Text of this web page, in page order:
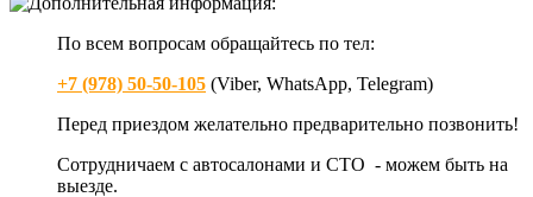
По всем вопросам обращайтесь по тел:
+7 (978) 50-50-105 (Viber, WhatsApp, Telegram)
Перед приездом желательно предварительно позвонить!
Сотрудничаем с автосалонами и СТО - можем быть на
выезде.